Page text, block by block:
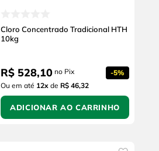
Cloro Concentrado Tradicional HTH
10kg
R$ 528,10 no Pix -5%
Ou em até 12x de R$ 46,32
ADICIONAR AO CARRINHO